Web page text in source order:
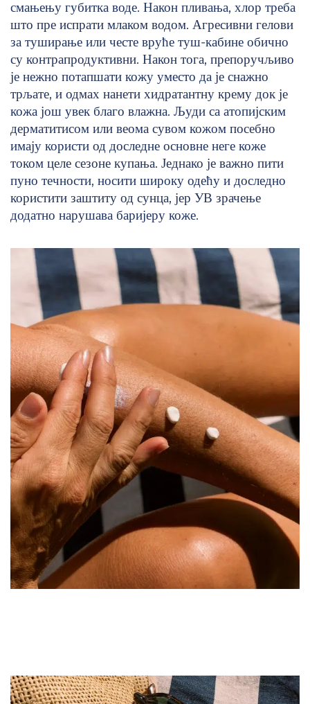
смањењу губитка воде. Након пливања, хлор треба
што пре испрати млаком водом. Агресивни гелови
за туширање или честе вруће туш-кабине обично
су контрапродуктивни. Након тога, препоручљиво
је нежно потапшати кожу уместо да је снажно
трљате, и одмах нанети хидратантну крему док је
кожа још увек благо влажна. Људи са атопијским
дерматитисом или веома сувом кожом посебно
имају користи од доследне основне неге коже
током целе сезоне купања. Једнако је важно пити
пуно течности, носити широку одећу и доследно
користити заштиту од сунца, јер УВ зрачење
додатно нарушава баријеру коже.